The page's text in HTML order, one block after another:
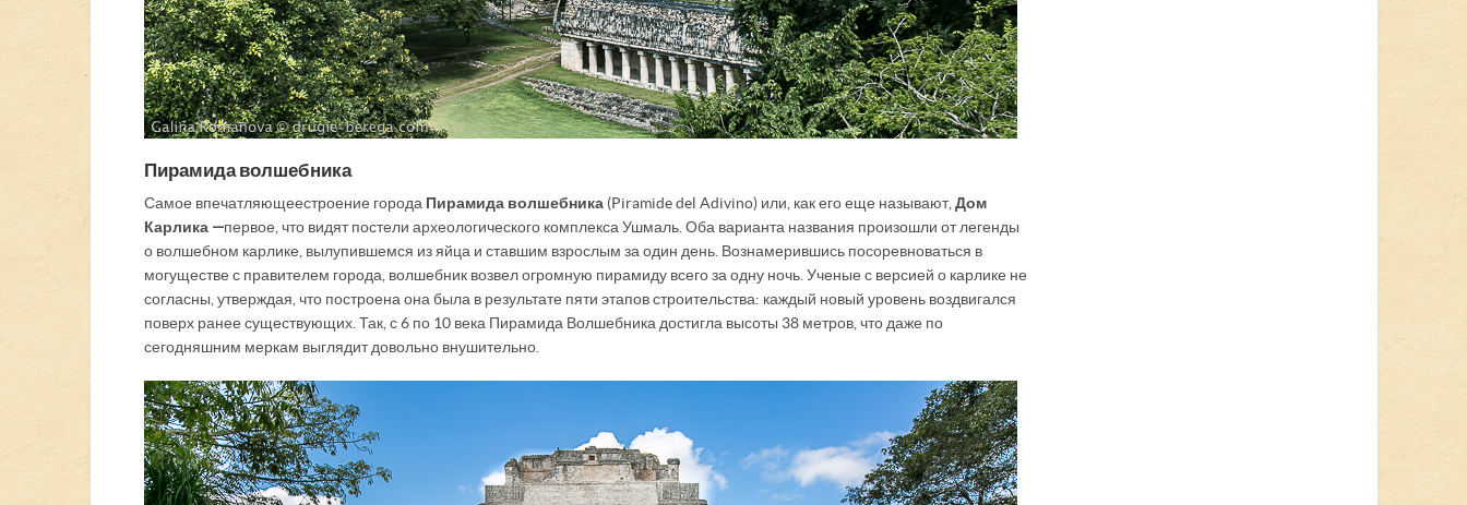
Пирамида волшебника
Самое впечатляющее строение города Пирамида волшебника (Piramide del Adivino) или, как его еще называют, Дом
Карлика —первое, что видят постели археологического комплекса Ушмаль. Оба варианта названия произошли от легенды
о волшебном карлике, вылупившемся из яйца и ставшим взрослым за один день. Вознамерившись посоревноваться в
могуществе с правителем города, волшебник возвел огромную пирамиду всего за одну ночь. Ученые с версией о карлике не
согласны, утверждая, что построена она была в результате пяти этапов строительства: каждый новый уровень воздвигался
поверх ранее существующих. Так, с 6 по 10 века Пирамида Волшебника достигла высоты 38 метров, что даже по
сегодняшним меркам выглядит довольно внушительно.